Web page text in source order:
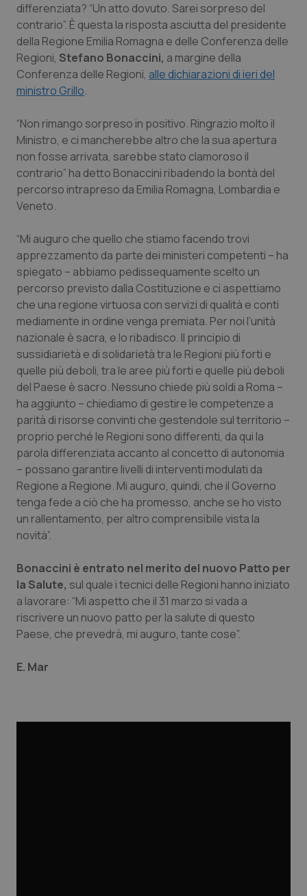
Campania
Emilia-Romagna
Friuli Venezia Giulia
Lazio
Liguria
Lombardia
Marche
Molise
Piemonte
Provincia Autonoma di Bolzano
Provincia Autonoma di Trento
Puglia
Sardegna
Sicilia
Toscana
Valle D’Aosta
Veneto
Car-T
Colesterolo & coronaropatie
Dermatite Atopica
Diabete & glucometri
Disturbi dell’umore
Dolore
Donna & Salute
Epatiti
HIV
Infezioni & Febbre
Ipertensione & Scompenso
Malattie rare
Malattia di Crohn & Rettocolite Ulcerosa
Neuroscienze & patologie neurodegenerative
Obesità
Oncodermatologia
Oncoematologia
Oncologia & Nutrizione
differenziata? “Un atto dovuto. Sarei sorpreso del
contrario”. È questa la risposta asciutta del presidente
della Regione Emilia Romagna e delle Conferenza delle
Regioni, Stefano Bonaccini, a margine della
Conferenza delle Regioni, alle dichiarazioni di ieri del
ministro Grillo.
“Non rimango sorpreso in positivo. Ringrazio molto il
Ministro, e ci mancherebbe altro che la sua apertura
non fosse arrivata, sarebbe stato clamoroso il
contrario” ha detto Bonaccini ribadendo la bontà del
percorso intrapreso da Emilia Romagna, Lombardia e
Veneto.
“Mi auguro che quello che stiamo facendo trovi
apprezzamento da parte dei ministeri competenti – ha
spiegato – abbiamo pedissequamente scelto un
percorso previsto dalla Costituzione e ci aspettiamo
che una regione virtuosa con servizi di qualità e conti
mediamente in ordine venga premiata. Per noi l’unità
nazionale è sacra, e lo ribadisco. Il principio di
sussidiarietà e di solidarietà tra le Regioni più forti e
quelle più deboli, tra le aree più forti e quelle più deboli
del Paese è sacro. Nessuno chiede più soldi a Roma –
ha aggiunto – chiediamo di gestire le competenze a
parità di risorse convinti che gestendole sul territorio –
proprio perché le Regioni sono differenti, da qui la
parola differenziata accanto al concetto di autonomia
– possano garantire livelli di interventi modulati da
Regione a Regione. Mi auguro, quindi, che il Governo
tenga fede a ciò che ha promesso, anche se ho visto
un rallentamento, per altro comprensibile vista la
novità”.
Bonaccini è entrato nel merito del nuovo Patto per
la Salute, sul quale i tecnici delle Regioni hanno iniziato
a lavorare: “Mi aspetto che il 31 marzo si vada a
riscrivere un nuovo patto per la salute di questo
Paese, che prevedrà, mi auguro, tante cose”.
E. Mar